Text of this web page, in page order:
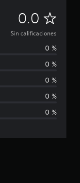
0.0 S
i
n
c
f
Sin calificaciones
0 %
0 %
0 %
0 %
0 %